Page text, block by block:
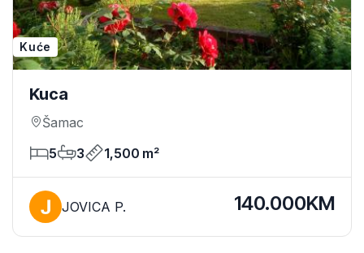
Kuće
Kuca
Šamac
5
3 1,500 m²
JOVICA P. 140.000KM